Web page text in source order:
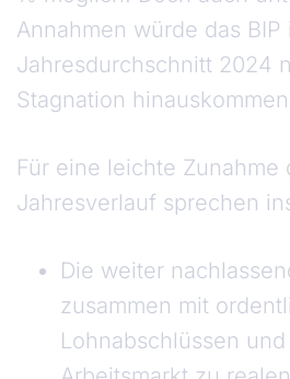
Annahmen würde das BIP
Jahresdurchschnitt 2024
Stagnation
Für eine leichte Zunahme
Jahresverlauf sprechen
Die weiter
zusammen mit
Lohnabschlüssen